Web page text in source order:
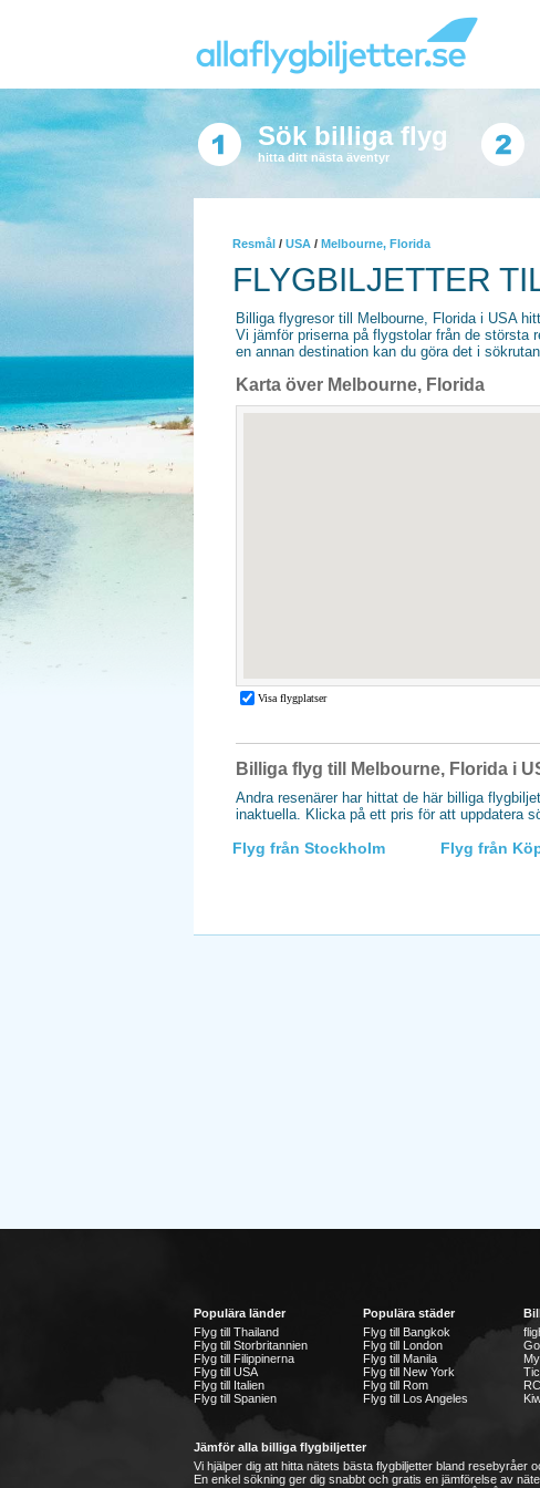
Sök billiga flyg
hitta ditt nästa äventyr
Resmål / USA / Melbourne, Florida
FLYGBILJETTER
Billiga flygresor till Melbourne, Florida i USA
Vi jämför priserna på flygstolar från de största
en annan destination kan du göra det i
Karta över Melbourne, Florida
Billiga flyg till Melbourne, Florida i
Andra resenärer har hittat de här billiga
inaktuella. Klicka på ett pris för att uppdatera
Flyg från Stockholm Flyg från
Populära länder
Flyg till Thailand
Flyg till Storbritannien
Flyg till Filippinerna
Flyg till USA
Flyg till Italien
Flyg till Spanien
Populära städer
Flyg till Bangkok
Flyg till London
Flyg till Manila
Flyg till New York
Flyg till Rom
Flyg till Los Angeles
Jämför alla billiga flygbiljetter
Vi hjälper dig att hitta nätets bästa flygbiljetter bland resebyråer
En enkel sökning ger dig snabbt och gratis en jämförelse av